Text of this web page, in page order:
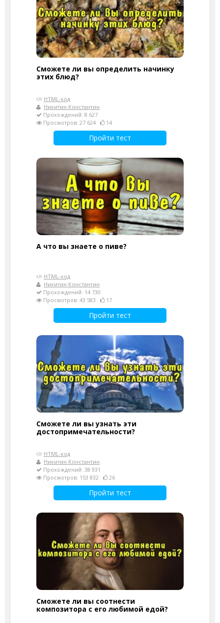
Сможете ли вы определить начинку
этих блюд?
HTML-код
Никитин Константин
Прохождений: 8 627
Просмотров: 27 624
14
Пройти тест
А что вы знаете о пиве?
HTML-код
Никитин Константин
Прохождений: 14 730
Просмотров: 43 583
17
Пройти тест
Сможете ли вы узнать эти
достопримечательности?
HTML-код
Никитин Константин
Прохождений: 38 931
Просмотров: 153 832
26
Пройти тест
Сможете ли вы соотнести
композитора с его любимой едой?